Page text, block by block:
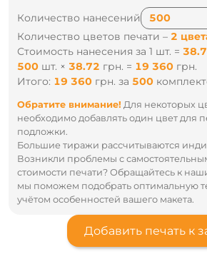
Группа нанесения – вышивка, DTF
термотрансфер, шелкография,
Цены указаны без учета НДС.
Наличие и цены уточняйте у наших
.: +38 095 931 76 31
Количество нанесений
Количество цветов печати – 2
Стоимость нанесения за 1 шт. =
500 шт. × 38.72 грн. = 19 360 грн.
Итого: 19 360 грн. за 500
Обратите внимание! Для некоторых
необходимо добавлять один цвет для
подложки.
Большие тиражи рассчитываются
Возникли проблемы с
стоимости печати? Обращайтесь к
мы поможем подобрать оптимальную
учётом особенностей вашего макета.
Добавить печать к